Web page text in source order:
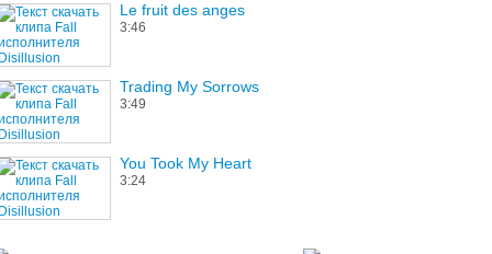
Le fruit des anges
3:46
Trading My Sorrows
3:49
You Took My Heart
3:24